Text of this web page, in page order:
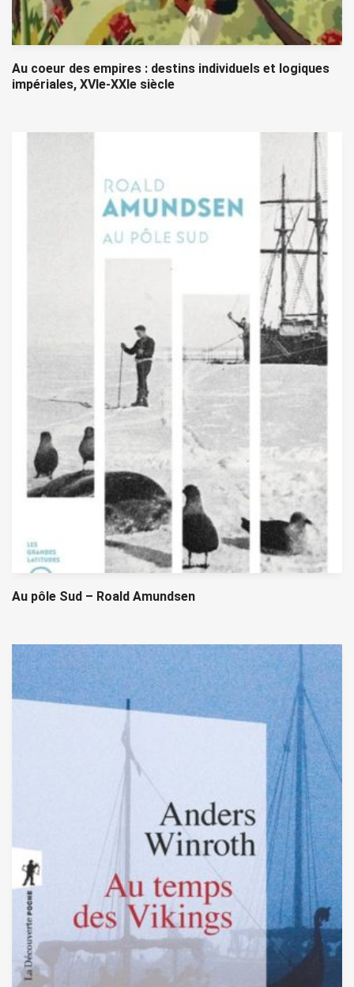
Au coeur des empires : destins individuels et logiques
impériales, XVIe-XXIe siècle
Au pôle Sud – Roald Amundsen